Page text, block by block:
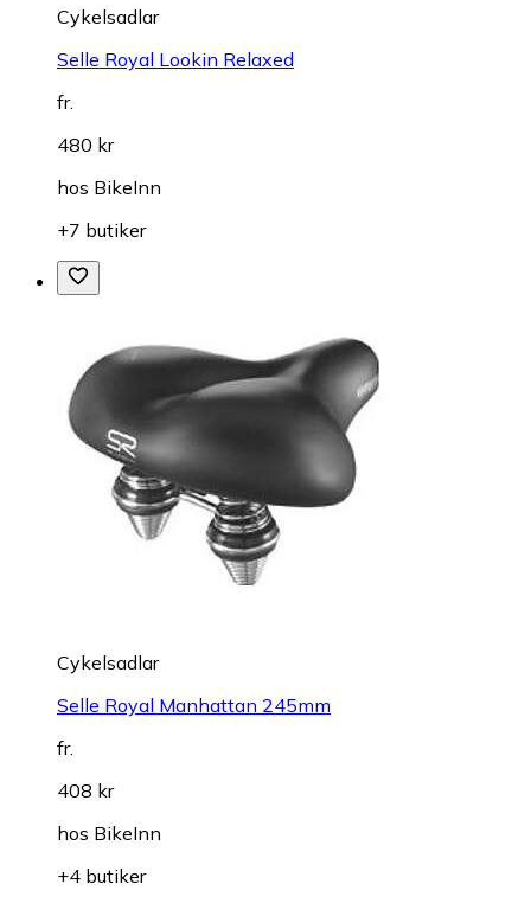
Cykelsadlar
Selle Royal Lookin Relaxed
fr.
480 kr
hos BikeInn
+7 butiker
Cykelsadlar
Selle Royal Manhattan 245mm
fr.
408 kr
hos BikeInn
+4 butiker